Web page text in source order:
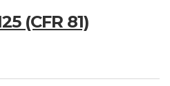
(CFR 81)